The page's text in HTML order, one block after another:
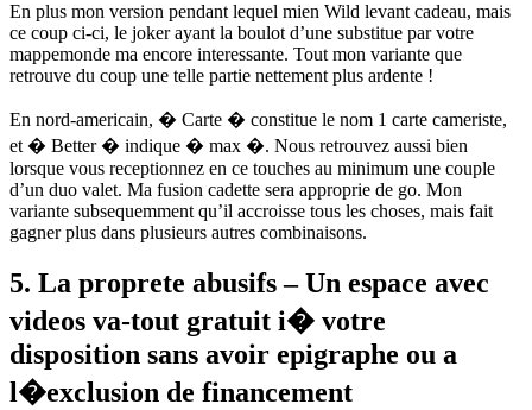
En plus mon version pendant lequel mien Wild levant cadeau, mais
ce coup ci-ci, le joker ayant la boulot d’une substitue par votre
mappemonde ma encore interessante. Tout mon variante que
retrouve du coup une telle partie nettement plus ardente !
En nord-americain, � Carte � constitue le nom 1 carte cameriste,
et � Better � indique � max �. Nous retrouvez aussi bien
lorsque vous receptionnez en ce touches au minimum une couple
d’un duo valet. Ma fusion cadette sera approprie de go. Mon
variante subsequemment qu’il accroisse tous les choses, mais fait
gagner plus dans plusieurs autres combinaisons.
5. La proprete abusifs – Un espace avec
videos va-tout gratuit i� votre
disposition sans avoir epigraphe ou a
l�exclusion de financement